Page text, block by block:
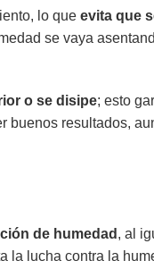
lo que evita que
se vaya
o se disipe; esto
resultados,
de humedad , al
lucha contra la